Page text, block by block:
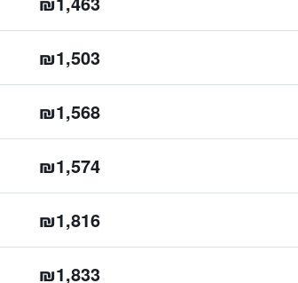
₪1,503
₪1,568
₪1,574
₪1,816
₪1,833